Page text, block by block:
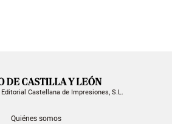
Castellana de Impresiones, S.L.
Quiénes somos